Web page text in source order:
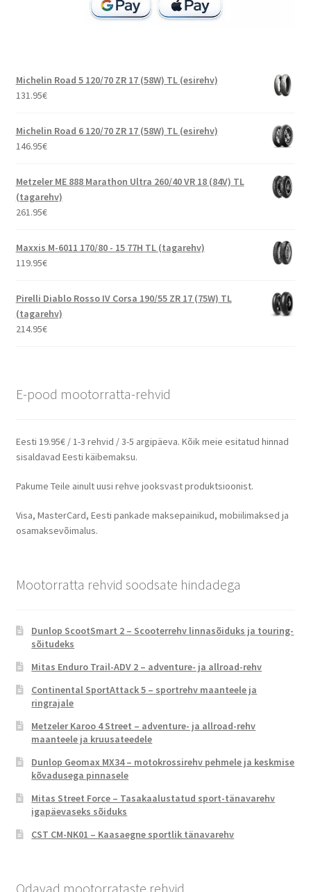
Michelin Road 5 120/70 ZR 17 (58W) TL (esirehv)
131.95€
Michelin Road 6 120/70 ZR 17 (58W) TL (esirehv)
146.95€
Metzeler ME 888 Marathon Ultra 260/40 VR 18 (84V) TL
(tagarehv)
261.95€
Maxxis M-6011 170/80 - 15 77H TL (tagarehv)
119.95€
Pirelli Diablo Rosso IV Corsa 190/55 ZR 17 (75W) TL
(tagarehv)
214.95€
E-pood mootorratta-rehvid
Eesti 19.95€ / 1-3 rehvid / 3-5 argipäeva. Kõik meie esitatud hinnad
sisaldavad Eesti käibemaksu.
Pakume Teile ainult uusi rehve jooksvast produktsioonist.
Visa, MasterCard, Eesti pankade maksepainikud, mobiilimaksed ja
osamaksevõimalus.
Mootorratta rehvid soodsate hindadega
Dunlop ScootSmart 2 – Scooterrehv linnasõiduks ja touring-
sõitudeks
Mitas Enduro Trail-ADV 2 – adventure- ja allroad-rehv
Continental SportAttack 5 – sportrehv maanteele ja
ringrajale
Metzeler Karoo 4 Street – adventure- ja allroad-rehv
maanteele ja kruusateedele
Dunlop Geomax MX34 – motokrossirehv pehmele ja keskmise
kõvadusega pinnasele
Mitas Street Force – Tasakaalustatud sport-tänavarehv
igapäevaseks sõiduks
CST CM-NK01 – Kaasaegne sportlik tänavarehv
Odavad mootorrataste rehvid